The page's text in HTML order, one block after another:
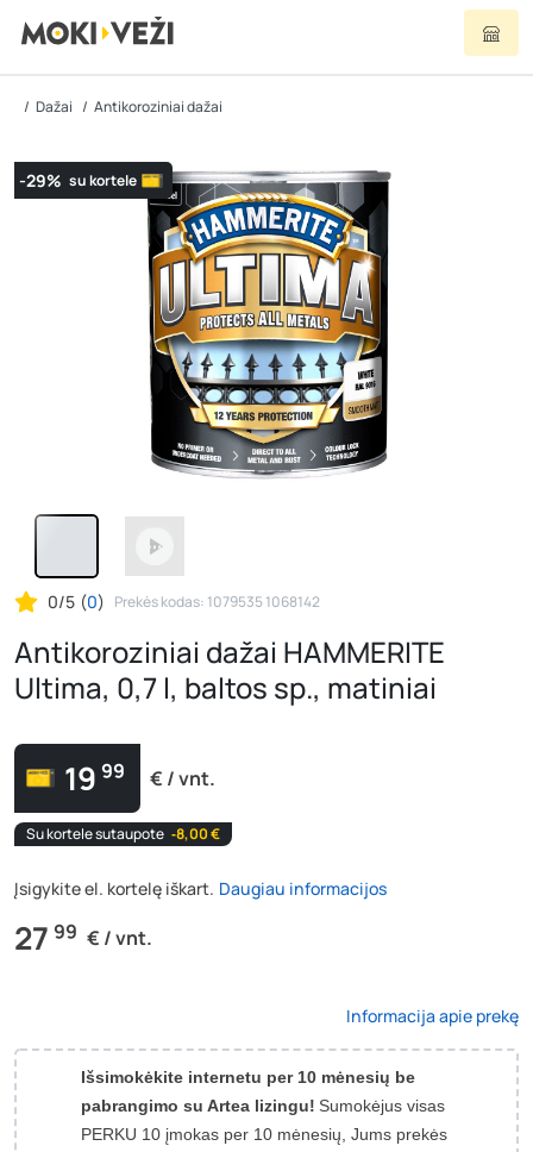
Dažai Antikoroziniai dažai
-29% su kortele
0/5 (0) Prekės kodas: 1079535 1068142
Antikoroziniai dažai HAMMERITE
Ultima, 0,7 l, baltos sp., matiniai
19 99 € / vnt.
Su kortele sutaupote ‐8,00 €
Įsigykite el. kortelę iškart. Daugiau informacijos
27 99 € / vnt.
Informacija apie prekę
Išsimokėkite internetu per 10 mėnesių be
pabrangimo su Artea lizingu! Sumokėjus visas
PERKU 10 įmokas per 10 mėnesių, Jums prekės